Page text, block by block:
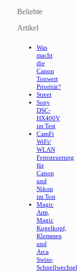
Beliebte
Artikel
Was
macht
die
Canon
Tonwert
Priorität?
Street
Sony
DSC-
HX400V
im Test
CamFi
WiFi/
WLAN
Fernsteuerung
für
Canon
und
Nikon
im Test
Magic
Arm,
Magic
Kugelkopf,
Klemmen
und
Arca
Swiss-